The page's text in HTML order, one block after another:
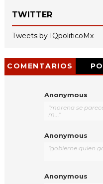
TWITTER
Tweets by IQpoliticoMx
COMENTARIOS
Anonymous
"morena se
m..."
Anonymous
"gobierne quien
Anonymous